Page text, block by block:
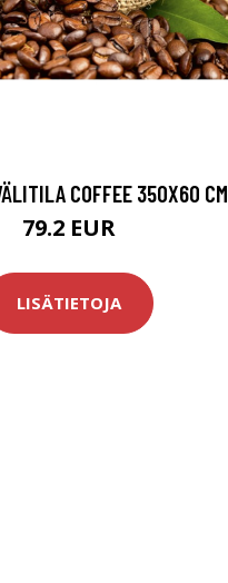
COFFEE 350X60 CM
79.2 EUR
LISÄTIETOJA